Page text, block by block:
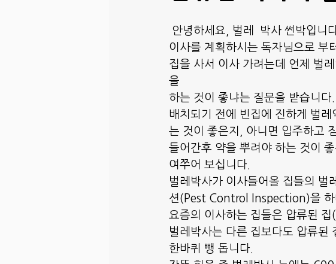
안녕하세요, 벌레  박사 썬박입니
이사를 계획하시는 독자님으로 부
집을 사서 이사 가려는데 언제 벌
을
하는 것이 좋냐는 질문을 받습니다.
배치되기 전에 빈집에 진하게 벌레
는 것이 좋은지, 아니면 입주하고
들어간후 약을 뿌려야 하는 것이 좋
여쭈어 보십니다.
벌레박사가 이사들어올 집들의 벌
션(Pest Control Inspection)을 하
요즘의 이사하는 집들은 압류된
벌레박사는 다른 집보다도 압류된
한바퀴 뺑 돕니다.